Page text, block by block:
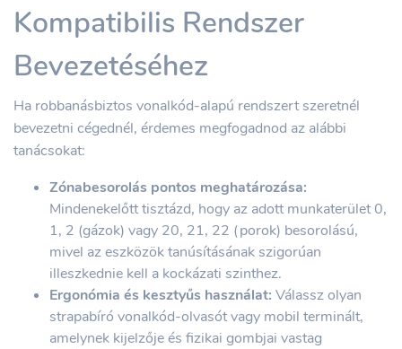
Kompatibilis Rendszer
Bevezetéséhez
Ha robbanásbiztos vonalkód-alapú rendszert szeretnél
bevezetni cégednél, érdemes megfogadnod az alábbi
tanácsokat:
Zónabesorolás pontos meghatározása:
Mindenekelőtt tisztázd, hogy az adott munkaterület 0,
1, 2 (gázok) vagy 20, 21, 22 (porok) besorolású,
mivel az eszközök tanúsításának szigorúan
illeszkednie kell a kockázati szinthez.
Ergonómia és kesztyűs használat: Válassz olyan
strapabíró vonalkód-olvasót vagy mobil terminált,
amelynek kijelzője és fizikai gombjai vastag